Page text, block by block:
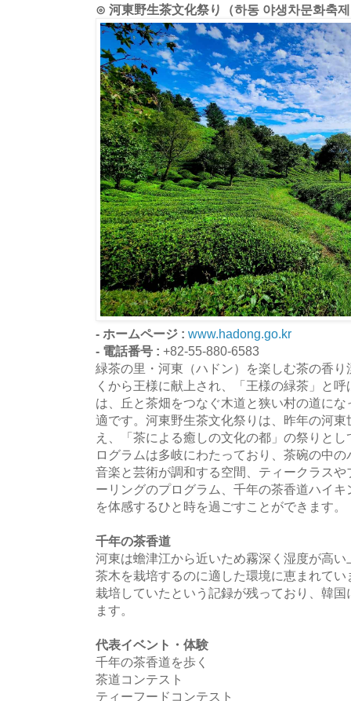
⊙ 河東野生茶文化祭り（하동 야생차문화축
- ホームページ : www.hadong.go.kr
- 電話番号 : +82-55-880-6583
緑茶の里・河東（ハドン）を楽しむ茶の香
くから王様に献上され、「王様の緑茶」と
は、丘と茶畑をつなぐ木道と狭い村の道に
適です。河東野生茶文化祭りは、昨年の河
え、「茶による癒しの文化の都」の祭りと
ログラムは多岐にわたっており、茶碗の中
音楽と芸術が調和する空間、ティークラス
ーリングのプログラム、千年の茶香道ハイ
を体感するひと時を過ごすことができます。
千年の茶香道
河東は蟾津江から近いため霧深く湿度が高
茶木を栽培するのに適した環境に恵まれて
栽培していたという記録が残っており、韓
ます。
代表イベント・体験
千年の茶香道を歩く
茶道コンテスト
ティーフードコンテスト